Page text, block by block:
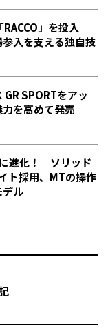
RACCO」を投入
入を支える独自技
GR SPORTをアッ
を高めて発売
に進化！ ソリッド
ト採用、MTの操作
デル